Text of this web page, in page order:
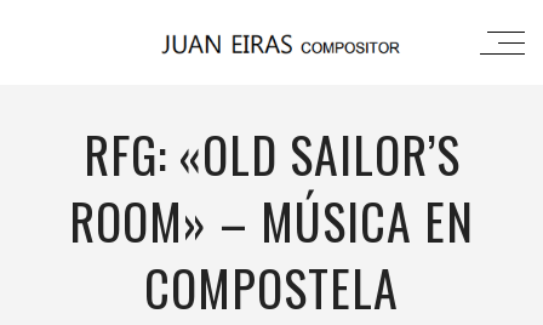
RFG: «OLD SAILOR’S
ROOM» – MÚSICA EN
COMPOSTELA